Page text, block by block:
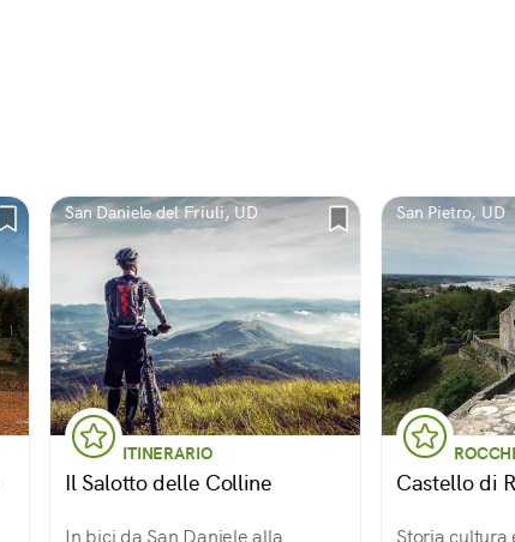
San Daniele del Friuli, UD
ITINERARIO
Il Salotto delle Colline
In bici da San Daniele alla
San Pietro, UD
Castello di
Storia cultura